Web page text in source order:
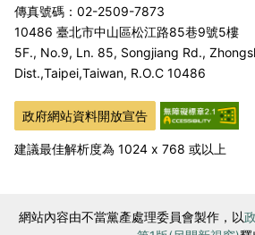
傳真號碼：02-2509-7873
10486 臺北市中山區松江路85巷9號5樓
5F., No.9, Ln. 85, Songjiang Rd.,
Dist.,Taipei,Taiwan, R.O.C 10486
政府網站資料開放宣告
建議最佳解析度為 1024 x 768 或以上
網站內容由不當黨產處理委員會製作，以